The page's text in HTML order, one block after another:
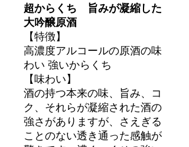
超からくち 旨みが凝縮した
大吟醸原酒
【特徴】
高濃度アルコールの原酒の味
わい 強いからくち
【味わい】
酒の持つ本来の味、旨み、コ
ク、それらが凝縮された酒の
強さがありますが、さえぎる
ことのない透き通った感触が